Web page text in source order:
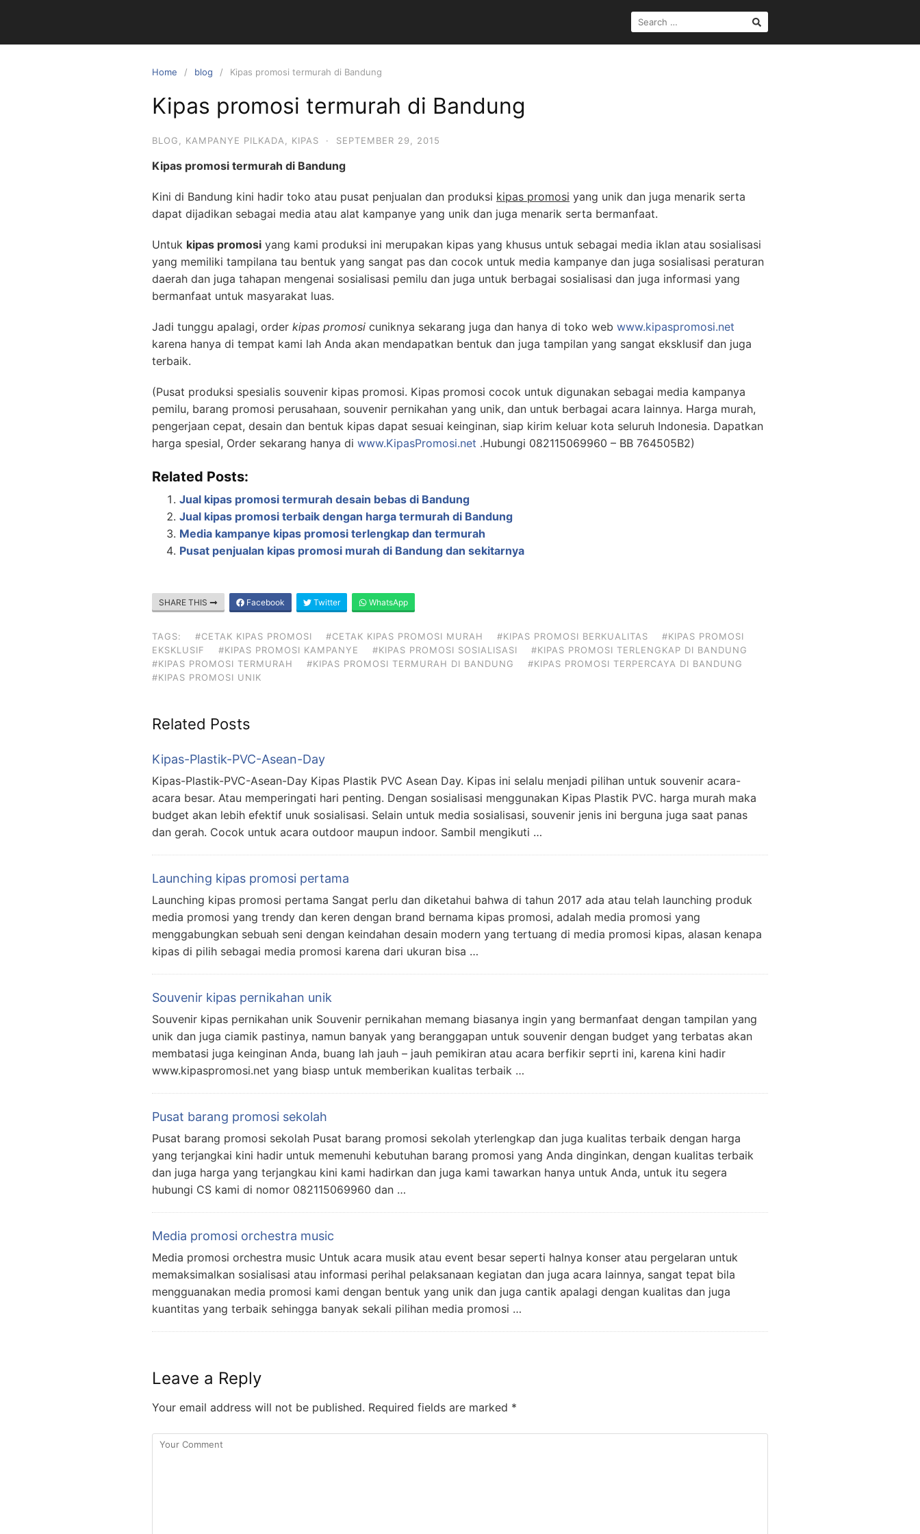
content
SEARCH
FOR:
Home blog Kipas promosi termurah di Bandung
Kipas promosi termurah di Bandung
BLOG KAMPANYE PILKADA KIPAS · SEPTEMBER 29, 2015
Kipas promosi termurah di Bandung
Kini di Bandung kini hadir toko atau pusat penjualan dan produksi kipas promosi yang unik dan juga menarik serta
dapat dijadikan sebagai media atau alat kampanye yang unik dan juga menarik serta bermanfaat.
Untuk kipas promosi yang kami produksi ini merupakan kipas yang khusus untuk sebagai media iklan atau sosialisasi
yang memiliki tampilana tau bentuk yang sangat pas dan cocok untuk media kampanye dan juga sosialisasi peraturan
daerah dan juga tahapan mengenai sosialisasi pemilu dan juga untuk berbagai sosialisasi dan juga informasi yang
bermanfaat untuk masyarakat luas.
Jadi tunggu apalagi, order kipas promosi cuniknya sekarang juga dan hanya di toko web www.kipaspromosi.net
karena hanya di tempat kami lah Anda akan mendapatkan bentuk dan juga tampilan yang sangat eksklusif dan juga
terbaik.
(Pusat produksi spesialis souvenir kipas promosi. Kipas promosi cocok untuk digunakan sebagai media kampanya
pemilu, barang promosi perusahaan, souvenir pernikahan yang unik, dan untuk berbagai acara lainnya. Harga murah,
pengerjaan cepat, desain dan bentuk kipas dapat sesuai keinginan, siap kirim keluar kota seluruh Indonesia. Dapatkan
harga spesial, Order sekarang hanya di www.KipasPromosi.net .Hubungi 082115069960 – BB 764505B2)
Related Posts:
Jual kipas promosi termurah desain bebas di Bandung
Jual kipas promosi terbaik dengan harga termurah di Bandung
Media kampanye kipas promosi terlengkap dan termurah
Pusat penjualan kipas promosi murah di Bandung dan sekitarnya
SHARE THIS Facebook Twitter WhatsApp
TAGS: #CETAK KIPAS PROMOSI #CETAK KIPAS PROMOSI MURAH #KIPAS PROMOSI BERKUALITAS
#KIPAS PROMOSI
EKSKLUSIF
#KIPAS PROMOSI KAMPANYE #KIPAS PROMOSI SOSIALISASI
#KIPAS PROMOSI TERLENGKAP DI BANDUNG
#KIPAS PROMOSI TERMURAH
#KIPAS PROMOSI TERMURAH DI BANDUNG
#KIPAS PROMOSI TERPERCAYA DI BANDUNG
#KIPAS PROMOSI UNIK
Related Posts
Kipas-Plastik-PVC-Asean-Day
Kipas-Plastik-PVC-Asean-Day Kipas Plastik PVC Asean Day. Kipas ini selalu menjadi pilihan untuk souvenir acara-
acara besar. Atau memperingati hari penting. Dengan sosialisasi menggunakan Kipas Plastik PVC. harga murah maka
budget akan lebih efektif unuk sosialisasi. Selain untuk media sosialisasi, souvenir jenis ini berguna juga saat panas
dan gerah. Cocok untuk acara outdoor maupun indoor. Sambil mengikuti …
Launching kipas promosi pertama
Launching kipas promosi pertama Sangat perlu dan diketahui bahwa di tahun 2017 ada atau telah launching produk
media promosi yang trendy dan keren dengan brand bernama kipas promosi, adalah media promosi yang
menggabungkan sebuah seni dengan keindahan desain modern yang tertuang di media promosi kipas, alasan kenapa
kipas di pilih sebagai media promosi karena dari ukuran bisa …
Souvenir kipas pernikahan unik
Souvenir kipas pernikahan unik Souvenir pernikahan memang biasanya ingin yang bermanfaat dengan tampilan yang
unik dan juga ciamik pastinya, namun banyak yang beranggapan untuk souvenir dengan budget yang terbatas akan
membatasi juga keinginan Anda, buang lah jauh – jauh pemikiran atau acara berfikir seprti ini, karena kini hadir
www.kipaspromosi.net yang biasp untuk memberikan kualitas terbaik …
Pusat barang promosi sekolah
Pusat barang promosi sekolah Pusat barang promosi sekolah yterlengkap dan juga kualitas terbaik dengan harga
yang terjangkai kini hadir untuk memenuhi kebutuhan barang promosi yang Anda dinginkan, dengan kualitas terbaik
dan juga harga yang terjangkau kini kami hadirkan dan juga kami tawarkan hanya untuk Anda, untuk itu segera
hubungi CS kami di nomor 082115069960 dan …
Media promosi orchestra music
Media promosi orchestra music Untuk acara musik atau event besar seperti halnya konser atau pergelaran untuk
memaksimalkan sosialisasi atau informasi perihal pelaksanaan kegiatan dan juga acara lainnya, sangat tepat bila
mengguanakan media promosi kami dengan bentuk yang unik dan juga cantik apalagi dengan kualitas dan juga
kuantitas yang terbaik sehingga banyak sekali pilihan media promosi …
Leave a Reply
Your email address will not be published. Required fields are marked *